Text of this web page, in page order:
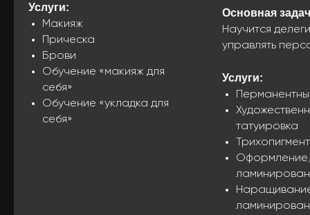
Услуги:
Макияж
Прическа
Брови
Обучение «макияж для
себя»
Обучение «укладка для
себя»
Основная
Научится
управлять
Услуги:
татуировка